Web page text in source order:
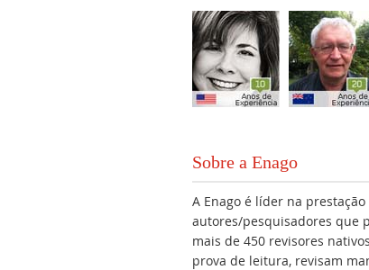
Sobre a Enago
A Enago é líder na
autores/pesquisadores que
mais de 450 revisores
prova de leitura, revisam